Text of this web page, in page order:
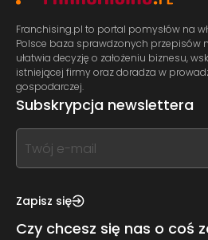
Franchising.pl to portal pomysłów na
Polsce baza sprawdzonych przepisów
ułatwia decyzję o założeniu biznesu,
istniejącej firmy oraz doradza w
gospodarczej.
Subskrypcja newslettera
If
you
this,
Zapisz się
Czy chcesz się nas o coś